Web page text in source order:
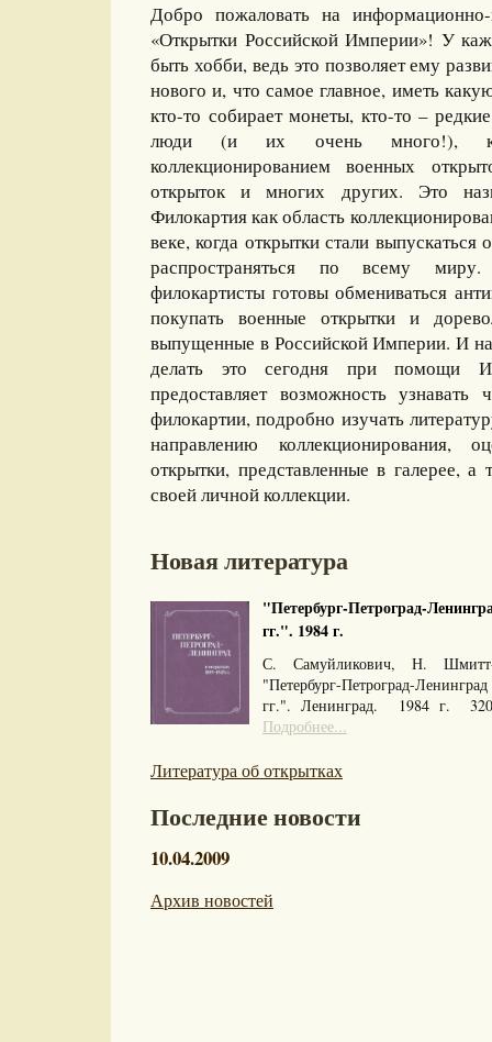
Добро пожаловать на информационно-
«Открытки Российской Империи»! У
быть хобби, ведь это позволяет ему
нового и, что самое главное, иметь
кто-то собирает монеты, кто-то –
люди (и их очень много!),
коллекционированием военных
открыток и многих других. Это
Филокартия как область
веке, когда открытки стали
распространяться по всему
филокартисты готовы обмениваться
покупать военные открытки и
выпущенные в Российской Империи. И
делать это сегодня при помощи
предоставляет возможность
филокартии, подробно изучать
направлению коллекционирования,
открытки, представленные в галерее, а
своей личной коллекции.
Новая литература
"Петербург-Петроград-
гг.". 1984 г.
С. Самуйликович, Н.
"Петербург-Петроград-
гг.". Ленинград. 1984 г.
Подробнее...
Литература об открытках
Последние новости
10.04.2009
Архив новостей